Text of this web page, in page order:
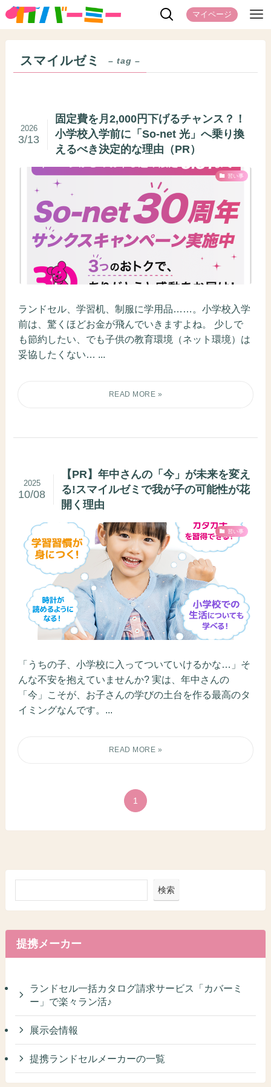
マイページ
スマイルゼミ – tag –
固定費を月2,000円下げるチャンス？！
小学校入学前に「So-net 光」へ乗り換
えるべき決定的な理由（PR）
2026
3/13
習い事
ランドセル、学習机、制服に学用品……。小学校入学
前は、驚くほどお金が飛んでいきますよね。 少しで
も節約したい、でも子供の教育環境（ネット環境）は
妥協したくない… ...
【PR】年中さんの「今」が未来を変え
る!スマイルゼミで我が子の可能性が花
開く理由
2025
10/08
習い事
「うちの子、小学校に入ってついていけるかな…」そ
んな不安を抱えていませんか? 実は、年中さんの
「今」こそが、お子さんの学びの土台を作る最高のタ
イミングなんです。...
1
検索
提携メーカー
ランドセル一括カタログ請求サービス「カバーミ
ー」で楽々ラン活♪
展示会情報
提携ランドセルメーカーの一覧